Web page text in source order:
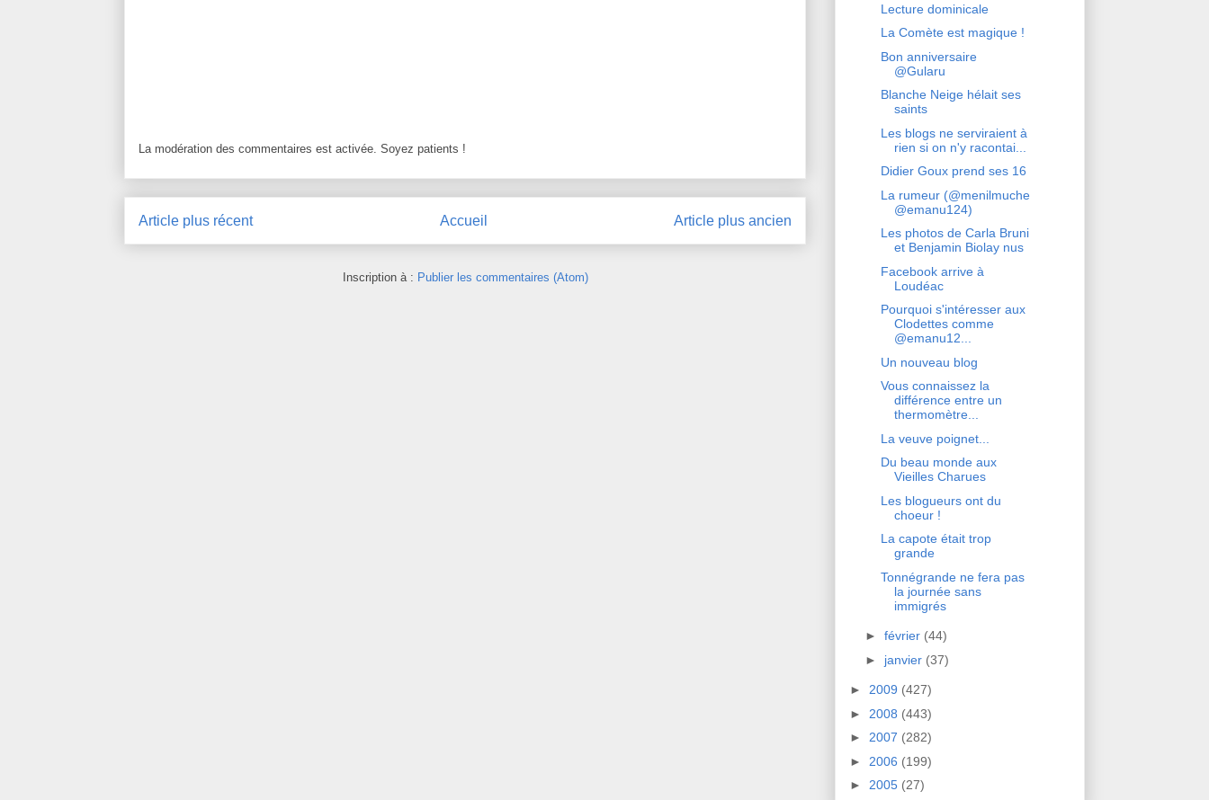
La modération des commentaires est activée. Soyez patients !
Article plus récent Article plus ancien
Accueil
Inscription à : Publier les commentaires (Atom)
Lecture dominicale
La Comète est magique !
Bon anniversaire
@Gularu
Blanche Neige hélait ses
saints
Les blogs ne serviraient à
rien si on n'y racontai...
Didier Goux prend ses 16
La rumeur (@menilmuche
@emanu124)
Les photos de Carla Bruni
et Benjamin Biolay nus
Facebook arrive à
Loudéac
Pourquoi s'intéresser aux
Clodettes comme
@emanu12...
Un nouveau blog
Vous connaissez la
différence entre un
thermomètre...
La veuve poignet...
Du beau monde aux
Vieilles Charues
Les blogueurs ont du
choeur !
La capote était trop
grande
Tonnégrande ne fera pas
la journée sans
immigrés
► février (44)
► janvier (37)
► 2009 (427)
► 2008 (443)
► 2007 (282)
► 2006 (199)
► 2005 (27)